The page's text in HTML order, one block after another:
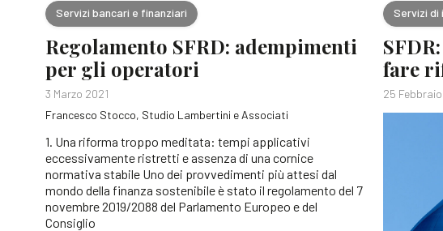
Servizi bancari e finanziari
Regolamento SFRD: adempimenti
per gli operatori
3 Marzo 2021
Francesco Stocco, Studio Lambertini e Associati
1. Una riforma troppo meditata: tempi applicativi
eccessivamente ristretti e assenza di una cornice
normativa stabile Uno dei provvedimenti più attesi dal
mondo della finanza sostenibile è stato il regolamento del 7
novembre 2019/2088 del Parlamento Europeo e del
Consiglio
Servizi di
fare
25